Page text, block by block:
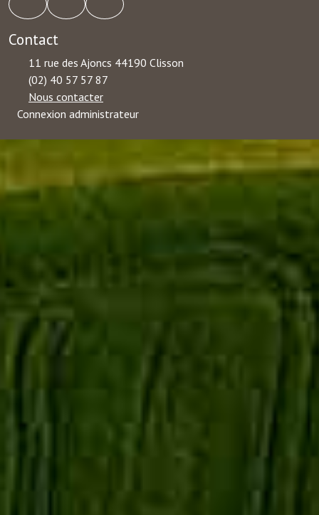
Contact
11 rue des Ajoncs 44190 Clisson
(02) 40 57 57 87
Nous contacter
Connexion administrateur